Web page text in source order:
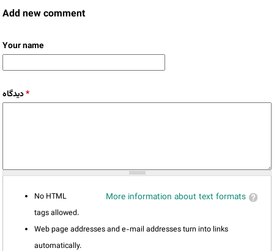
Add new comment
Your name
دیدگاه*
More information about text formats
No HTML
tags allowed.
Web page addresses and e-mail addresses turn into links
automatically.